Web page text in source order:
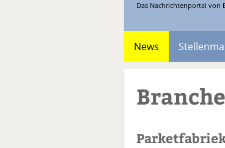
Das Nachrichtenportal von
News